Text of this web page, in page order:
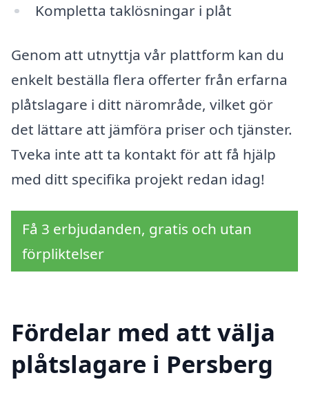
Kompletta taklösningar i plåt
Genom att utnyttja vår plattform kan du
enkelt beställa flera offerter från erfarna
plåtslagare i ditt närområde, vilket gör
det lättare att jämföra priser och tjänster.
Tveka inte att ta kontakt för att få hjälp
med ditt specifika projekt redan idag!
Få 3 erbjudanden, gratis och utan
förpliktelser
Fördelar med att välja
plåtslagare i Persberg